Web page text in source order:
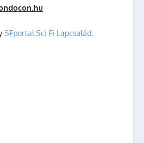
SFportal Sci Fi Lapcsalád.